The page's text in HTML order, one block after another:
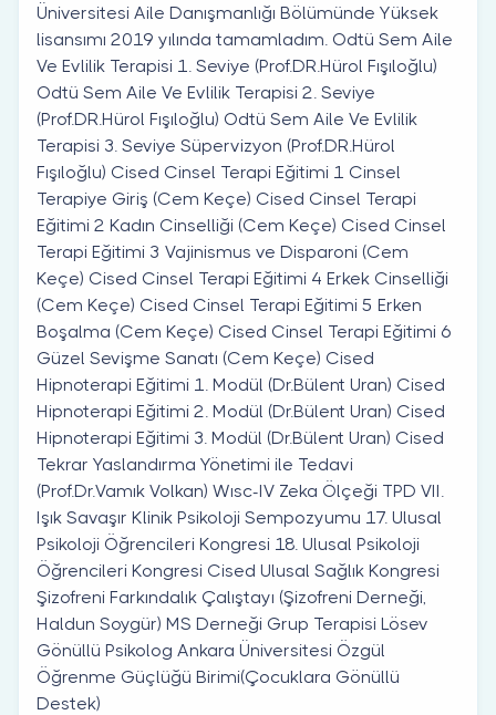
Üniversitesi Aile Danışmanlığı Bölümünde Yüksek
lisansımı 2019 yılında tamamladım. Odtü Sem Aile
Ve Evlilik Terapisi 1. Seviye (Prof.DR.Hürol Fışıloğlu)
Odtü Sem Aile Ve Evlilik Terapisi 2. Seviye
(Prof.DR.Hürol Fışıloğlu) Odtü Sem Aile Ve Evlilik
Terapisi 3. Seviye Süpervizyon (Prof.DR.Hürol
Fışıloğlu) Cised Cinsel Terapi Eğitimi 1 Cinsel
Terapiye Giriş (Cem Keçe) Cised Cinsel Terapi
Eğitimi 2 Kadın Cinselliği (Cem Keçe) Cised Cinsel
Terapi Eğitimi 3 Vajinismus ve Disparoni (Cem
Keçe) Cised Cinsel Terapi Eğitimi 4 Erkek Cinselliği
(Cem Keçe) Cised Cinsel Terapi Eğitimi 5 Erken
Boşalma (Cem Keçe) Cised Cinsel Terapi Eğitimi 6
Güzel Sevişme Sanatı (Cem Keçe) Cised
Hipnoterapi Eğitimi 1. Modül (Dr.Bülent Uran) Cised
Hipnoterapi Eğitimi 2. Modül (Dr.Bülent Uran) Cised
Hipnoterapi Eğitimi 3. Modül (Dr.Bülent Uran) Cised
Tekrar Yaslandırma Yönetimi ile Tedavi
(Prof.Dr.Vamık Volkan) Wısc-IV Zeka Ölçeği TPD VII.
Işık Savaşır Klinik Psikoloji Sempozyumu 17. Ulusal
Psikoloji Öğrencileri Kongresi 18. Ulusal Psikoloji
Öğrencileri Kongresi Cised Ulusal Sağlık Kongresi
Şizofreni Farkındalık Çalıştayı (Şizofreni Derneği,
Haldun Soygür) MS Derneği Grup Terapisi Lösev
Gönüllü Psikolog Ankara Üniversitesi Özgül
Öğrenme Güçlüğü Birimi(Çocuklara Gönüllü
Destek)